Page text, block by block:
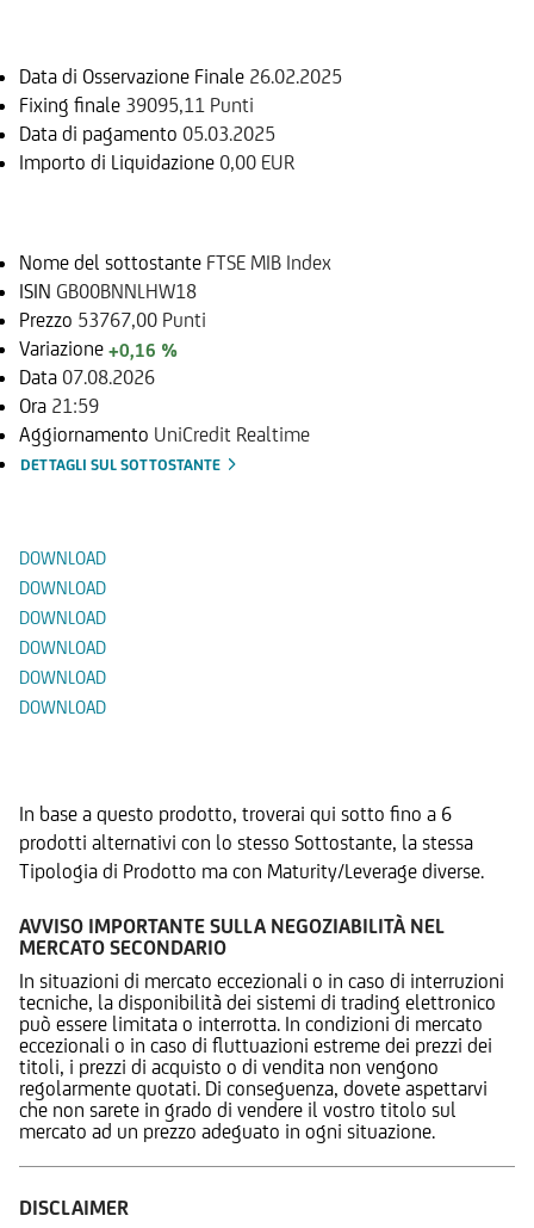
Data di Osservazione Finale 26.02.2025
Fixing finale 39095,11 Punti
Data di pagamento 05.03.2025
Importo di Liquidazione 0,00 EUR
Nome del sottostante FTSE MIB Index
ISIN GB00BNNLHW18
Prezzo 53767,00 Punti
Variazione +0,16 %
Data 07.08.2026
Ora 21:59
Aggiornamento UniCredit Realtime
DETTAGLI SUL SOTTOSTANTE
DOWNLOAD
DOWNLOAD
DOWNLOAD
DOWNLOAD
DOWNLOAD
DOWNLOAD
In base a questo prodotto, troverai qui sotto fino a 6
prodotti alternativi con lo stesso Sottostante, la stessa
Tipologia di Prodotto ma con Maturity/Leverage diverse.
AVVISO IMPORTANTE SULLA NEGOZIABILITÀ NEL
MERCATO SECONDARIO
In situazioni di mercato eccezionali o in caso di interruzioni
tecniche, la disponibilità dei sistemi di trading elettronico
può essere limitata o interrotta. In condizioni di mercato
eccezionali o in caso di fluttuazioni estreme dei prezzi dei
titoli, i prezzi di acquisto o di vendita non vengono
regolarmente quotati. Di conseguenza, dovete aspettarvi
che non sarete in grado di vendere il vostro titolo sul
mercato ad un prezzo adeguato in ogni situazione.
DISCLAIMER